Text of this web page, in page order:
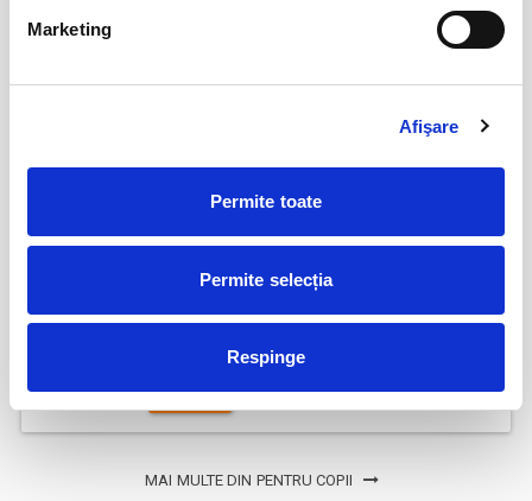
Marketing
Afişare
Permite toate
Permite selecția
Respinge
sept
Club Mogoșoaia
Mogosoaia
BILETE
Dumbo cel isteț @ Hanu’ lui Manuc
Bucuresti
17
MAI MULTE DIN PENTRU COPII